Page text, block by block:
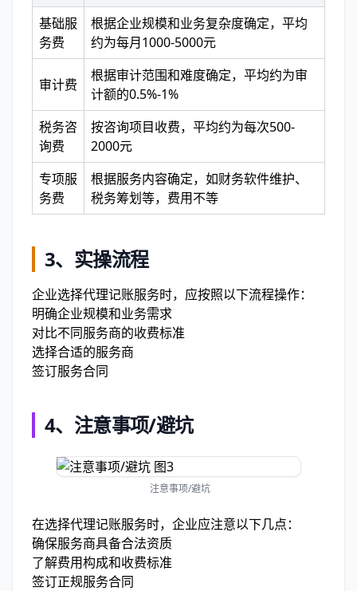
基础服
务费
根据企业规模和业务复杂度确定，平均
约为每月1000-5000元
审计费
根据审计范围和难度确定，平均约为审
计额的0.5%-1%
税务咨
询费
按咨询项目收费，平均约为每次500-
2000元
专项服
务费
根据服务内容确定，如财务软件维护、
税务筹划等，费用不等
3、 实操流程
企业选择代理记账服务时，应按照以下流程操作：
明确企业规模和业务需求
对比不同服务商的收费标准
选择合适的服务商
签订服务合同
4、 注意事项/避坑
注意事项/避坑
在选择代理记账服务时，企业应注意以下几点：
确保服务商具备合法资质
了解费用构成和收费标准
签订正规服务合同